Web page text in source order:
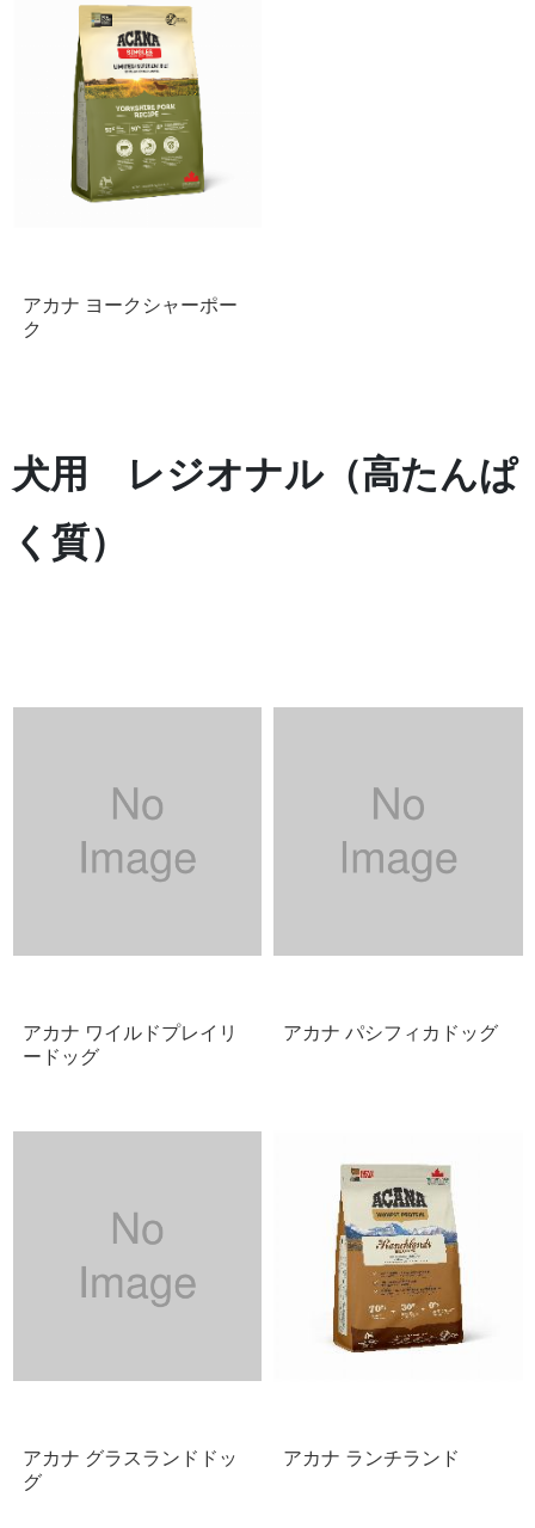
アカナ ヨークシャーポー
ク
犬用 レジオナル（高たんぱ
く質）
アカナ ワイルドプレイリ
ードッグ
アカナ パシフィカドッグ
アカナ グラスランドドッ
グ
アカナ ランチランド